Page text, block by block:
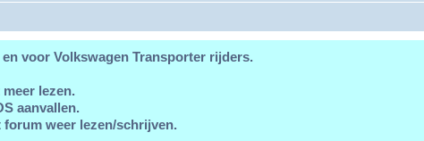
voor Volkswagen Transporter rijders.
lezen.
aanvallen.
weer lezen/schrijven.